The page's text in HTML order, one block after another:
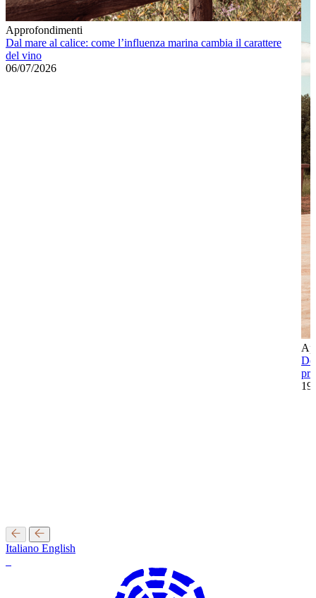
Approfondimenti
Dal mare al calice: come l’influenza marina cambia il carattere
del vino
06/07/2026
Italiano English